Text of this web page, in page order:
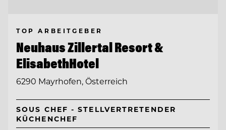
TOP ARBEITGEBER
Neuhaus Zillertal Resort &
ElisabethHotel
6290 Mayrhofen, Österreich
SOUS CHEF - STELLVERTRETENDER
KÜCHENCHEF